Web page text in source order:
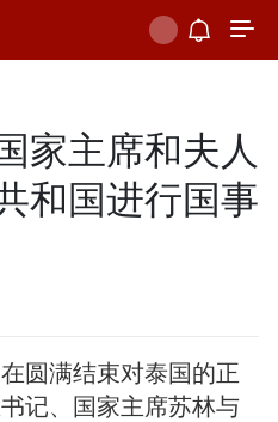
家主席和夫人
和国进行国事
圆满结束对泰国的正
记、国家主席苏林与